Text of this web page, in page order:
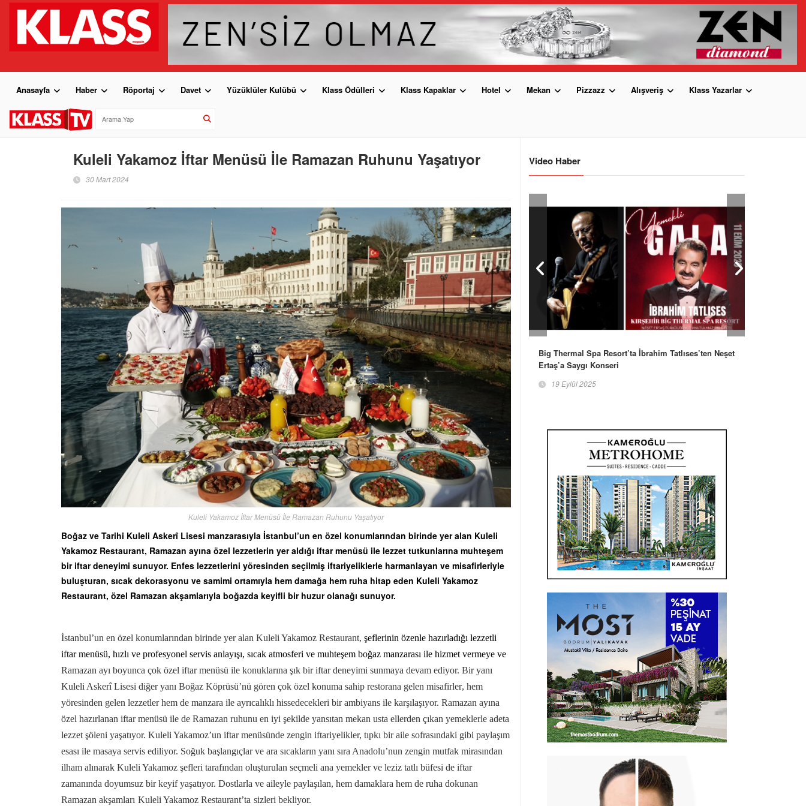
Anasayfa Haber Röportaj Davet Yüzüklüler Kulübü Klass Ödülleri Klass Kapaklar Hotel Mekan Pizzazz Alışveriş Klass Yazarlar
Kuleli Yakamoz İftar Menüsü İle Ramazan Ruhunu Yaşatıyor
30 Mart 2024
Kuleli Yakamoz İftar Menüsü İle Ramazan Ruhunu Yaşatıyor
Boğaz ve Tarihi Kuleli Askerî Lisesi manzarasıyla İstanbul’un en özel konumlarından birinde yer alan Kuleli
Yakamoz Restaurant, Ramazan ayına özel lezzetlerin yer aldığı iftar menüsü ile lezzet tutkunlarına muhteşem
bir iftar deneyimi sunuyor. Enfes lezzetlerini yöresinden seçilmiş iftariyeliklerle harmanlayan ve misafirleriyle
buluşturan, sıcak dekorasyonu ve samimi ortamıyla hem damağa hem ruha hitap eden Kuleli Yakamoz
Restaurant, özel Ramazan akşamlarıyla boğazda keyifli bir huzur olanağı sunuyor.
İstanbul’un en özel konumlarından birinde yer alan Kuleli Yakamoz Restaurant, şeflerinin özenle hazırladığı lezzetli
iftar menüsü, hızlı ve profesyonel servis anlayışı, sıcak atmosferi ve muhteşem boğaz manzarası ile hizmet vermeye ve
Ramazan ayı boyunca çok özel iftar menüsü ile konuklarına şık bir iftar deneyimi sunmaya devam ediyor. Bir yanı
Kuleli Askerî Lisesi diğer yanı Boğaz Köprüsü’nü gören çok özel konuma sahip restorana gelen misafirler, hem
yöresinden gelen lezzetler hem de manzara ile ayrıcalıklı hissedecekleri bir ambiyans ile karşılaşıyor. Ramazan ayına
özel hazırlanan iftar menüsü ile de Ramazan ruhunu en iyi şekilde yansıtan mekan usta ellerden çıkan yemeklerle adeta
lezzet şöleni yaşatıyor. Kuleli Yakamoz’un iftar menüsünde zengin iftariyelikler, tıpkı bir aile sofrasındaki gibi paylaşım
esası ile masaya servis ediliyor. Soğuk başlangıçlar ve ara sıcakların yanı sıra Anadolu’nun zengin mutfak mirasından
ilham alınarak Kuleli Yakamoz şefleri tarafından oluşturulan seçmeli ana yemekler ve leziz tatlı büfesi de iftar
zamanında doyumsuz bir keyif yaşatıyor. Dostlarla ve aileyle paylaşılan, hem damaklara hem de ruha dokunan
Ramazan akşamları Kuleli Yakamoz Restaurant’ta sizleri bekliyor.
Video Haber
Big Thermal Spa Resort’ta İbrahim Tatlıses’ten Neşet
Ertaş’a Saygı Konseri
19 Eylül 2025